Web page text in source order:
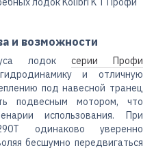
и возможности
лодок серии Профи
и отличную
под навесной транец
подвесным мотором, что
использования. При
одинаково уверенно
бесшумно передвигаться